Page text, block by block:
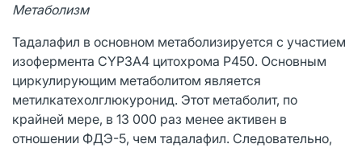
Метаболизм
Тадалафил в основном метаболизируется с участием
изофермента CYP3A4 цитохрома Р450. Основным
циркулирующим метаболитом является
метилкатехолглюкуронид. Этот метаболит, по
крайней мере, в 13 000 раз менее активен в
отношении ФДЭ-5, чем тадалафил. Следовательно,